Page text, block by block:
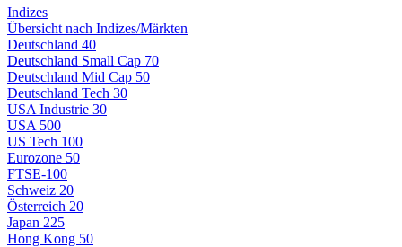
Indizes
Übersicht nach Indizes/Märkten
Deutschland 40
Deutschland Small Cap 70
Deutschland Mid Cap 50
Deutschland Tech 30
USA Industrie 30
USA 500
US Tech 100
Eurozone 50
FTSE-100
Schweiz 20
Österreich 20
Japan 225
Hong Kong 50